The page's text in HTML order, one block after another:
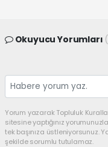
Okuyucu Yorumları
Yorum yazarak Topluluk
sitesine yaptığınız
tek başınıza üstleniyorsunuz.
şekilde sorumlu tutulamaz.